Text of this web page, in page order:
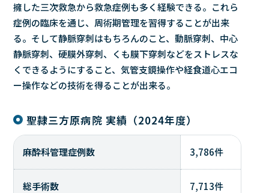
擁した三次救急から救急症例も多く経験できる。これら
症例の臨床を通じ、周術期管理を習得することが出来
る。そして静脈穿刺はもちろんのこと、動脈穿刺、中心
静脈穿刺、硬膜外穿刺、くも膜下穿刺などをストレスな
くできるようにすること、気管支鏡操作や経食道心エコ
ー操作などの技術を得ることが出来る。
聖隷三方原病院 実績（2024年度）
麻酔科管理症例数 3,786件
総手術数 7,713件